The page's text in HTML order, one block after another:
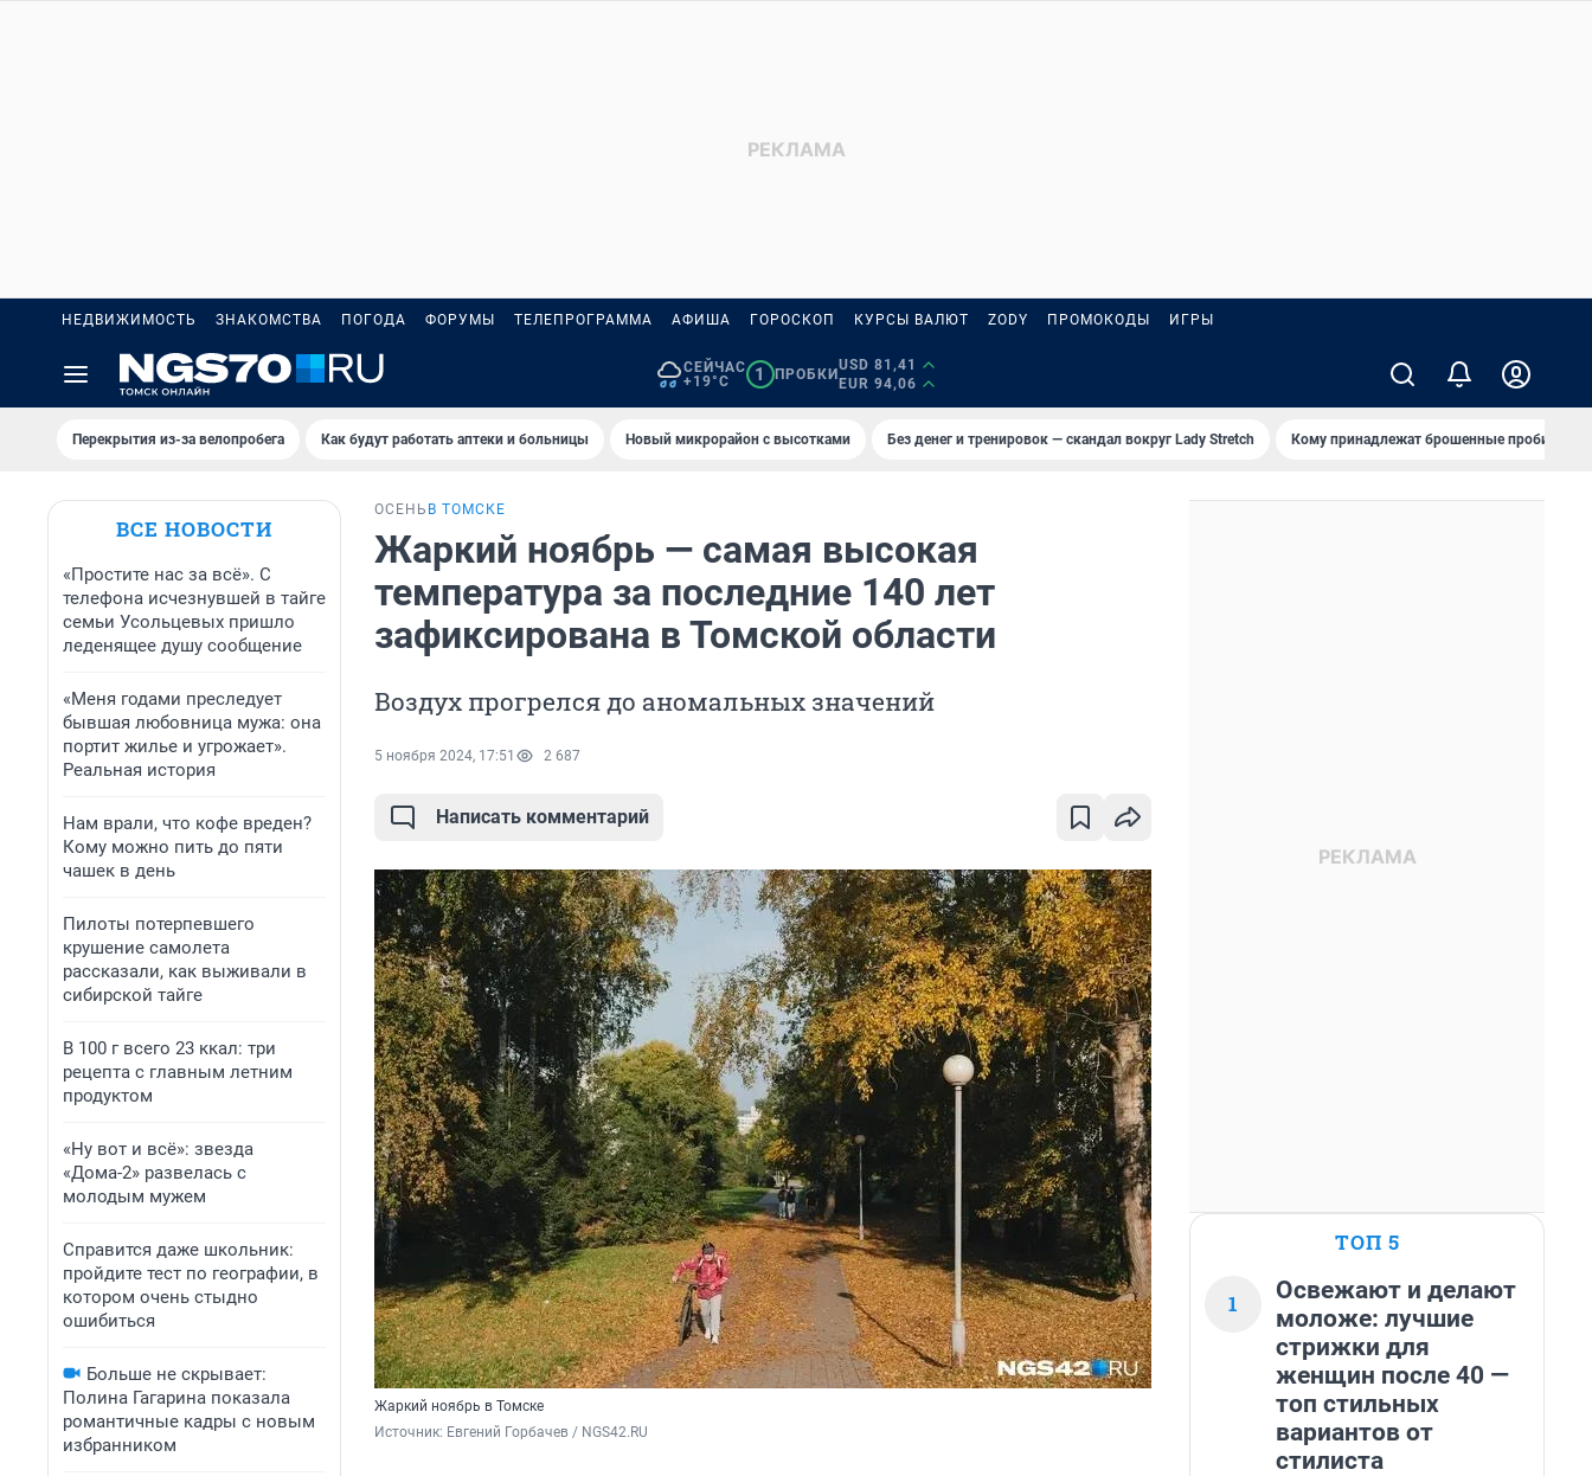
НЕДВИЖИМОСТЬ ЗНАКОМСТВА ПОГОДА ФОРУМЫ ТЕЛЕПРОГРАММА АФИША ГОРОСКОП КУРСЫ ВАЛЮТ ZODY ПРОМОКОДЫ ИГРЫ
СЕЙЧАС
+19°C
1 ПРОБКИ
USD 81,41
EUR 94,06
Перекрытия из-за велопробега Как будут работать аптеки и больницы Новый микрорайон с высотками Без денег и тренировок — скандал вокруг Lady Stretch Кому принадлежат брошенные пробирки?
ВСЕ НОВОСТИ
«Простите нас за всё». С
телефона исчезнувшей в тайге
семьи Усольцевых пришло
леденящее душу сообщение
«Меня годами преследует
бывшая любовница мужа: она
портит жилье и угрожает».
Реальная история
Нам врали, что кофе вреден?
Кому можно пить до пяти
чашек в день
Пилоты потерпевшего
крушение самолета
рассказали, как выживали в
сибирской тайге
В 100 г всего 23 ккал: три
рецепта с главным летним
продуктом
«Ну вот и всё»: звезда
«Дома-2» развелась с
молодым мужем
Справится даже школьник:
пройдите тест по географии, в
котором очень стыдно
ошибиться
Больше не скрывает:
Полина Гагарина показала
романтичные кадры с новым
избранником
ОСЕНЬ В ТОМСКЕ
Жаркий ноябрь — самая высокая
температура за последние 140 лет
зафиксирована в Томской области
Воздух прогрелся до аномальных значений
5 ноября 2024, 17:51 2 687
Написать комментарий
Жаркий ноябрь в Томске
Источник: Евгений Горбачев / NGS42.RU
ТОП 5
1
Освежают и делают
моложе: лучшие
стрижки для
женщин после 40 —
топ стильных
вариантов от
стилиста